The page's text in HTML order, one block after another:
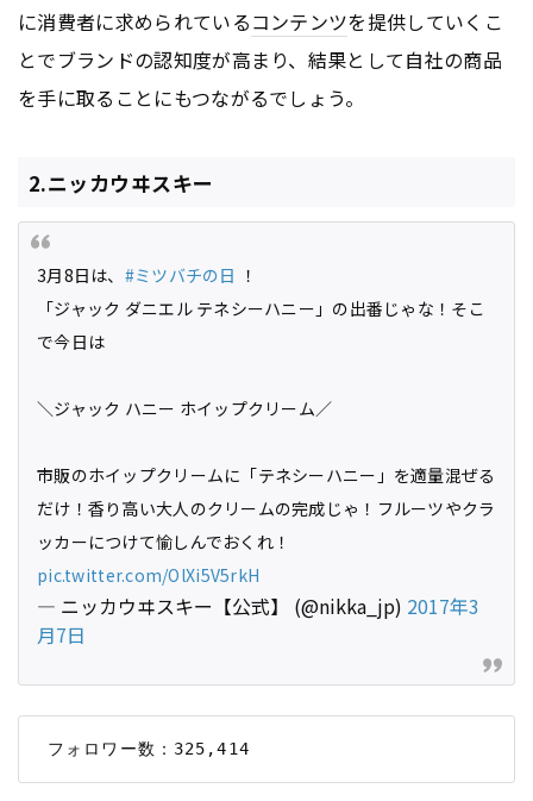
に消費者に求められているコンテンツを提供していくこ
とでブランドの認知度が高まり、結果として自社の商品
を手に取ることにもつながるでしょう。
2.ニッカウヰスキー
3月8日は、 #ミツバチの日 ！
「ジャック ダニエル テネシーハニー」の出番じゃな！そこ
で今日は
＼ジャック ハニー ホイップクリーム／
市販のホイップクリームに「テネシーハニー」を適量混ぜる
だけ！香り高い大人のクリームの完成じゃ！フルーツやクラ
ッカーにつけて愉しんでおくれ！
pic.twitter.com/OlXi5V5rkH
— ニッカウヰスキー【公式】 (@nikka_jp) 2017年3
月7日